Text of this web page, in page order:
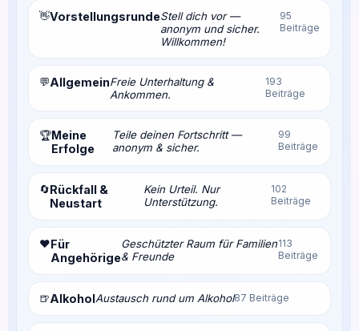
👋VorstellungsrundeStell dich vor —
anonym und sicher.
Willkommen!
95
Beiträge
💬AllgemeinFreie Unterhaltung &
Ankommen.
193
Beiträge
🏆Meine
Erfolge
Teile deinen Fortschritt —
anonym & sicher.
99
Beiträge
🔄Rückfall &
Neustart
Kein Urteil. Nur
Unterstützung.
102
Beiträge
❤️Für
Angehörige
Geschützter Raum für Familien
& Freunde
113
Beiträge
🍺AlkoholAustausch rund um Alkohol87 Beiträge